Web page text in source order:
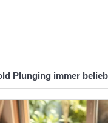
Plunging immer